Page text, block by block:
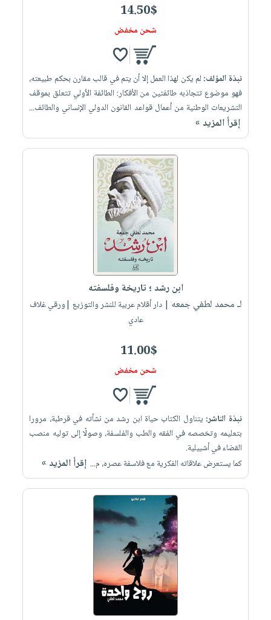
14.50$
شحن مخفض
نبذة المؤلف: لم يكن لهذا العمل إلا أن يتم في قالب مقارن بحكم طبيعته،
فهو موضوع تتجاذبه طائفتين من الأفكار: الطائفة الأولي تتعلق بموقف
التشريعات الوطنية من أعمال قواعد القانون الدولي الإنساني والطائف...
إقرأ المزيد »
ابن رشد ؛ تاريخة وفلسفته
لـ محمد لطفي جمعه | دار أقلام عربية للنشر والتوزيع |ورقي غلاف
عادي
11.00$
شحن مخفض
نبذة الناشر: يتناول الكتاب حياة ابن رشد من نشأته في قرطبة، مرورا
بتعليمه وتخصصه في الفقه والطب والفلسفة، وصولًا إلى توليه منصب
القضاء في أشبيلية.
كما يستعرض علاقاته الفكرية مع فلاسفة عصره، م... إقرأ المزيد »